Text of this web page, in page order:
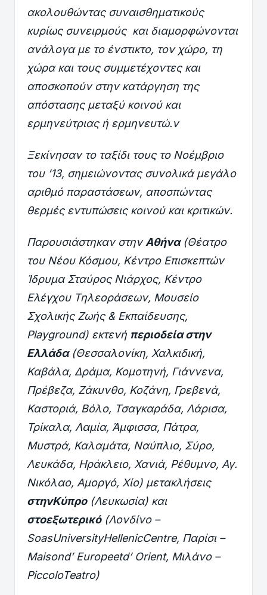
ακολουθώντας συναισθηματικούς
κυρίως συνειρμούς και διαμορφώνονται
ανάλογα με το ένστικτο, τον χώρο, τη
χώρα και τους συμμετέχοντες και
αποσκοπούν στην κατάργηση της
απόστασης μεταξύ κοινού και
ερμηνεύτριας ή ερμηνευτώ.ν
Ξεκίνησαν το ταξίδι τους το Νοέμβριο
του ’13, σημειώνοντας συνολικά μεγάλο
αριθμό παραστάσεων, αποσπώντας
θερμές εντυπώσεις κοινού και κριτικών.
Παρουσιάστηκαν στηνΑθήνα(Θέατρο
του Νέου Κόσμου, Κέντρο Επισκεπτών
Ίδρυμα Σταύρος Νιάρχος, Κέντρο
Ελέγχου Τηλεοράσεων, Μουσείο
Σχολικής Ζωής & Εκπαίδευσης,
Playground) εκτενή περιοδεία στην
Ελλάδα(Θεσσαλονίκη, Χαλκιδική,
Καβάλα, Δράμα, Κομοτηνή, Γιάννενα,
Πρέβεζα, Ζάκυνθο, Κοζάνη, Γρεβενά,
Καστοριά, Βόλο, Τσαγκαράδα, Λάρισα,
Τρίκαλα, Λαμία, Άμφισσα, Πάτρα,
Μυστρά, Καλαμάτα, Ναύπλιο, Σύρο,
Λευκάδα, Ηράκλειο, Χανιά, Ρέθυμνο, Αγ.
Νικόλαο, Αμοργό, Χίο) μετακλήσεις
στηνΚύπρο(Λευκωσία) και
στοεξωτερικό(Λονδίνο –
SoasUniversityHellenicCentre, Παρίσι –
Maisond’ Europeetd’ Orient, Μιλάνο –
PiccoloTeatro)